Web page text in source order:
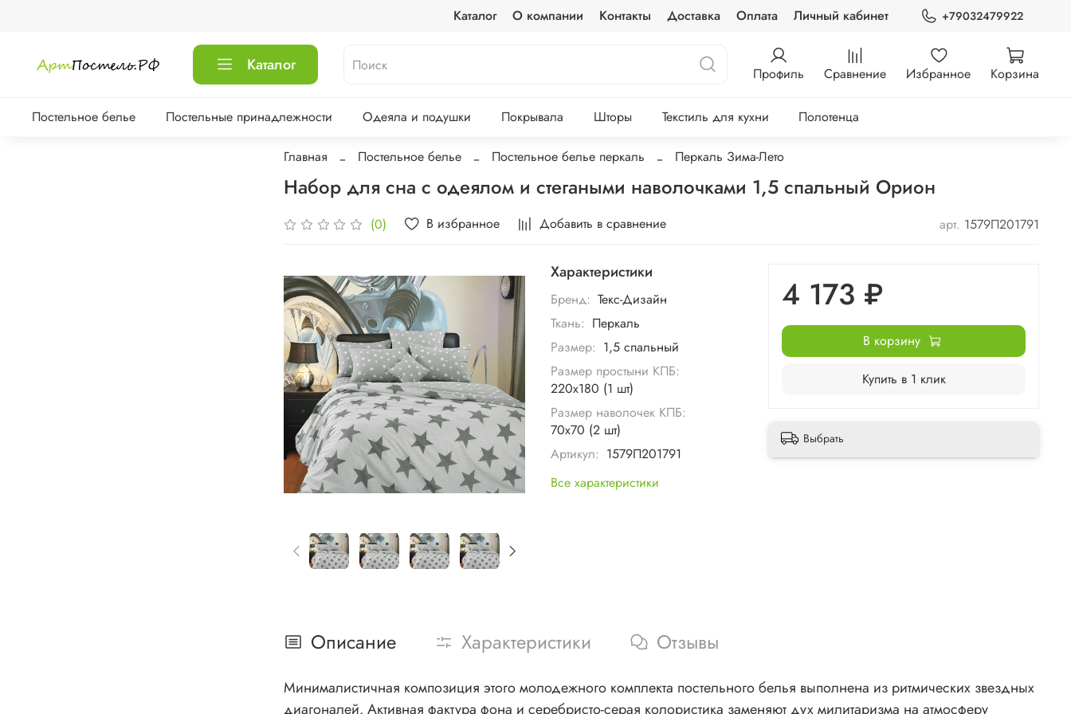
Каталог О компании Контакты Доставка Оплата Личный кабинет +79032479922
Каталог Профиль Сравнение Избранное Корзина
Постельное белье Постельные принадлежности Одеяла и подушки Покрывала Шторы Текстиль для кухни Полотенца
Главная Постельное белье Постельное белье перкаль Перкаль Зима-Лето
Набор для сна с одеялом и стегаными наволочками 1,5 спальный Орион
(0) В избранное Добавить в сравнение арт. 1579П201791
Характеристики
Бренд: Текс-Дизайн
Ткань: Перкаль
Размер: 1,5 спальный
Размер простыни КПБ:
220х180 (1 шт)
Размер наволочек КПБ:
70х70 (2 шт)
Артикул: 1579П201791
Все характеристики
4 173 ₽
В корзину
Купить в 1 клик
Выбрать
Описание Характеристики Отзывы
Минималистичная композиция этого молодежного комплекта постельного белья выполнена из ритмических звездных
диагоналей. Активная фактура фона и серебристо-серая колористика заменяют дух милитаризма на атмосферу